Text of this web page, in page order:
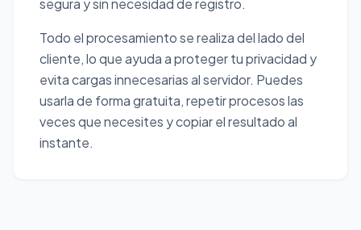
segura y sin necesidad de registro.
Todo el procesamiento se realiza del lado del
cliente, lo que ayuda a proteger tu privacidad y
evita cargas innecesarias al servidor. Puedes
usarla de forma gratuita, repetir procesos las
veces que necesites y copiar el resultado al
instante.